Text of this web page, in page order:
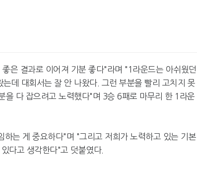
은 결과로 이어져 기분 좋다"라며 "1라운드는 아쉬웠던
데 대회서는 잘 안 나왔다. 그런 부분을 빨리 고치지 못
을 다 잡으려고 노력했다"며 3승 6패로 마무리 한 1라운
는 게 중요하다"며 "그리고 저희가 노력하고 있는 기본
다고 생각한다"고 덧붙였다.